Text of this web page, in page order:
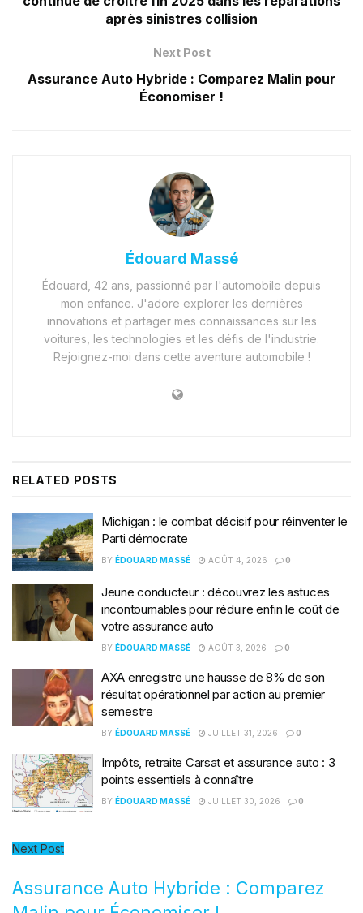
après sinistres collision
Next Post
Assurance Auto Hybride : Comparez Malin pour
Économiser !
Édouard Massé
Édouard, 42 ans, passionné par l'automobile depuis
mon enfance. J'adore explorer les dernières
innovations et partager mes connaissances sur les
voitures, les technologies et les défis de l'industrie.
Rejoignez-moi dans cette aventure automobile !
RELATED POSTS
Michigan : le combat décisif pour réinventer le
Parti démocrate
BY ÉDOUARD MASSÉ AOÛT 4, 2026 0
Jeune conducteur : découvrez les astuces
incontournables pour réduire enfin le coût de
votre assurance auto
BY ÉDOUARD MASSÉ AOÛT 3, 2026 0
AXA enregistre une hausse de 8% de son
résultat opérationnel par action au premier
semestre
BY ÉDOUARD MASSÉ JUILLET 31, 2026 0
Impôts, retraite Carsat et assurance auto : 3
points essentiels à connaître
BY ÉDOUARD MASSÉ JUILLET 30, 2026 0
Next Post
Assurance Auto Hybride : Comparez